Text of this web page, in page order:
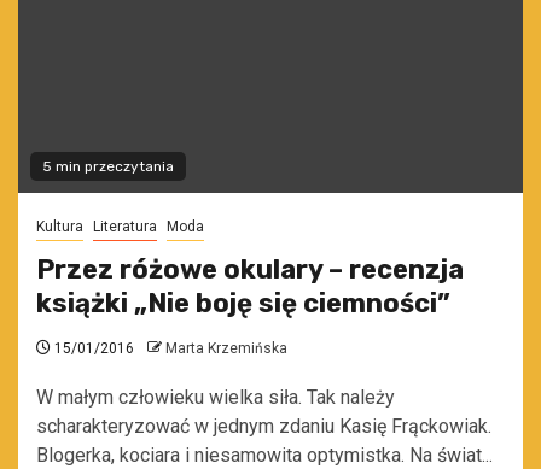
5 min przeczytania
Kultura Literatura Moda
Przez różowe okulary – recenzja
książki „Nie boję się ciemności”
15/01/2016 Marta Krzemińska
W małym człowieku wielka siła. Tak należy
scharakteryzować w jednym zdaniu Kasię Frąckowiak.
Blogerka, kociara i niesamowita optymistka. Na świat...